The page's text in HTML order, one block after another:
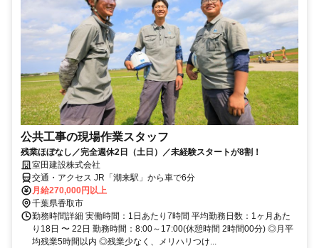
公共工事の現場作業スタッフ
残業ほぼなし／完全週休2日（土日）／未経験スタートが8割！
室田建設株式会社
交通・アクセス JR「潮来駅」から車で6分
月給270,000円以上
千葉県香取市
勤務時間詳細 実働時間：1日あたり7時間 平均勤務日数：1ヶ月あた
り18日 〜 22日 勤務時間：8:00～17:00(休憩時間 2時間00分) ◎月平
均残業5時間以内 ◎残業少なく、メリハリつけ...